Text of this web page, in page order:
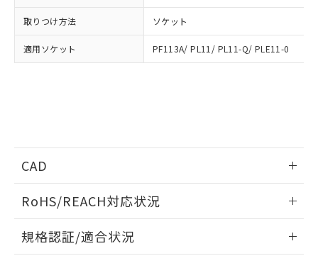
取りつけ方法 ソケット
適用ソケット PF113A/ PL11/ PL11-Q/ PLE11-0
CAD
ドすることができます。
ログイン/会員登録
RoHS/REACH対応状況
EU RoHS 注意事項・凡例
規格認証/適合状況
お客様が当ウェブサイト上で当社にご
登録された部品リストについて、当社
および当社の共同利用者が、当社の製
品・サービスに関するお客様との取
※3 非含有証明書ダウンロード
下記の非含有証明書をダウンロードするこ
とができます。
ものではありません。
物質の対応では、対応完了までの期間は出
荷製品に未対応品が混在することから備考
欄に対応日を記載しておりました。
既に当社にて対応品への在庫切替を完了
していることから、特段のことがない限
り、2022年1月12日より割愛しておりま
合意する キャンセル